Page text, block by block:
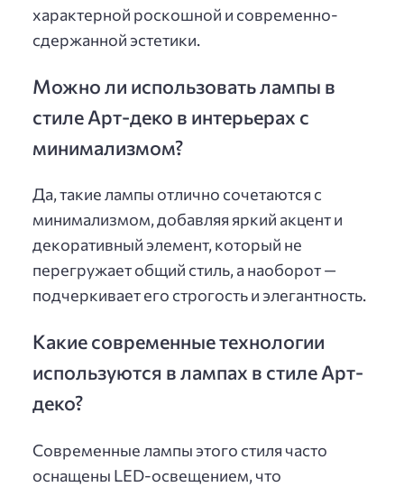
характерной роскошной и современно-
сдержанной эстетики.
Можно ли использовать лампы в
стиле Арт-деко в интерьерах с
минимализмом?
Да, такие лампы отлично сочетаются с
минимализмом, добавляя яркий акцент и
декоративный элемент, который не
перегружает общий стиль, а наоборот —
подчеркивает его строгость и элегантность.
Какие современные технологии
используются в лампах в стиле Арт-
деко?
Современные лампы этого стиля часто
оснащены LED-освещением, что